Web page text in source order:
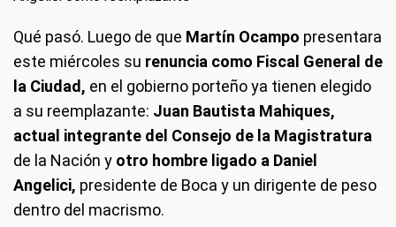
Qué pasó. Luego de que Martín Ocampo presentara
este miércoles su renuncia como Fiscal General de
la Ciudad, en el gobierno porteño ya tienen elegido
a su reemplazante: Juan Bautista Mahiques,
actual integrante del Consejo de la Magistratura
de la Nación y otro hombre ligado a Daniel
Angelici, presidente de Boca y un dirigente de peso
dentro del macrismo.